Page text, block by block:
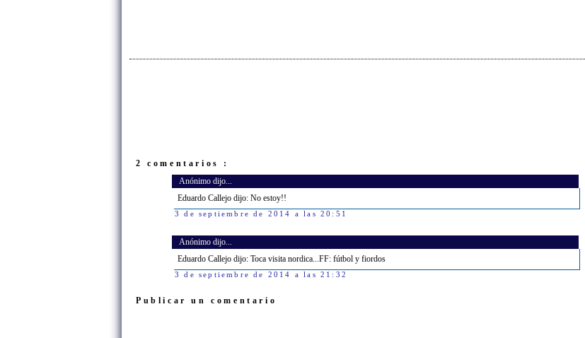
2 comentarios :
Anónimo dijo...
Eduardo Callejo dijo: No estoy!!
3 de septiembre de 2014 a las 20:51
Anónimo dijo...
Eduardo Callejo dijo: Toca visita nordica...FF: fútbol y fiordos
3 de septiembre de 2014 a las 21:32
Publicar un comentario